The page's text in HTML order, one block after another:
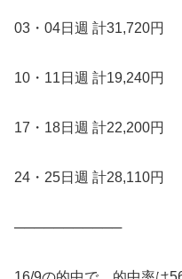
03・04日週 計31,720円
10・11日週 計19,240円
17・18日週 計22,200円
24・25日週 計28,110円
───────────